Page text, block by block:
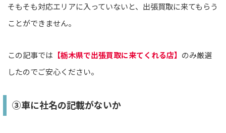
そもそも対応エリアに入っていないと、出張買取に来てもらう
ことができません。
この記事では 【栃木県で出張買取に来てくれる店】 のみ厳選
したのでご安心ください。
③車に社名の記載がないか